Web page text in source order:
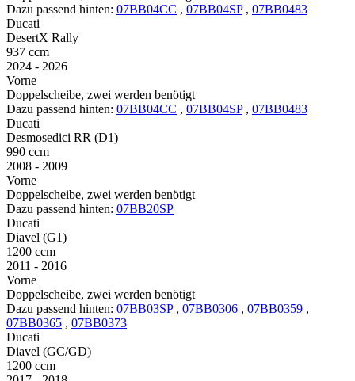
Dazu passend hinten: 07BB04CC , 07BB04SP , 07BB0483
Ducati
DesertX Rally
937 ccm
2024 - 2026
Vorne
Doppelscheibe, zwei werden benötigt
Dazu passend hinten: 07BB04CC , 07BB04SP , 07BB0483
Ducati
Desmosedici RR (D1)
990 ccm
2008 - 2009
Vorne
Doppelscheibe, zwei werden benötigt
Dazu passend hinten: 07BB20SP
Ducati
Diavel (G1)
1200 ccm
2011 - 2016
Vorne
Doppelscheibe, zwei werden benötigt
Dazu passend hinten: 07BB03SP , 07BB0306 , 07BB0359 ,
07BB0365 , 07BB0373
Ducati
Diavel (GC/GD)
1200 ccm